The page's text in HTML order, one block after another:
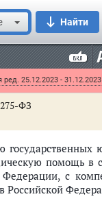
Найти
ред. 25.12.2023 - 31.12.2023
Федерации
и
и
Федерации.
иных
ФЗ
помощь в
с
Российской